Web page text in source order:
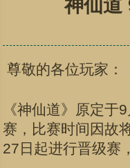
神仙道
尊敬的各位玩家：
《神仙道》原定于
赛，比赛时间因故
27日起进行晋级赛